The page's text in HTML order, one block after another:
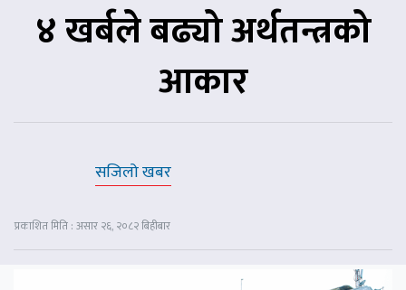
४ खर्बले बढ्यो अर्थतन्त्रको
आकार
सजिलो खबर
प्रकाशित मिति : असार २६, २०८२ बिहीबार